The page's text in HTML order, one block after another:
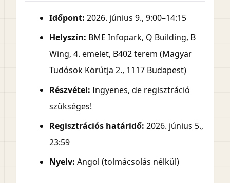
Időpont: 2026. június 9., 9:00–14:15
Helyszín: BME Infopark, Q Building, B
Wing, 4. emelet, B402 terem (Magyar
Tudósok Körútja 2., 1117 Budapest)
Részvétel: Ingyenes, de regisztráció
szükséges!
Regisztrációs határidő: 2026. június 5.,
23:59
Nyelv: Angol (tolmácsolás nélkül)